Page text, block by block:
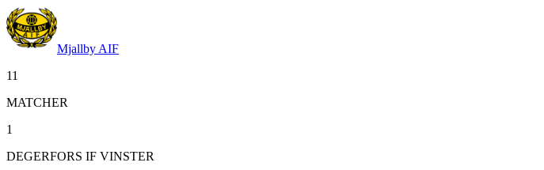
Mjallby AIF
11
MATCHER
1
DEGERFORS IF VINSTER